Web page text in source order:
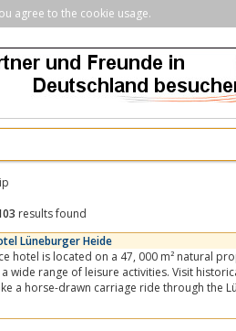
agree to the cookie usage.
results found
Lüneburger Heide
hotel is located on a 47, 000 m² natural
range of leisure activities. Visit historical
museums &amp; heritage houses, take a horse-drawn carriage ride